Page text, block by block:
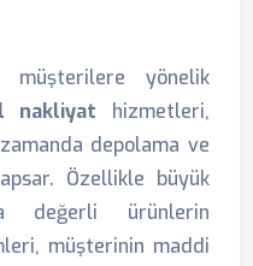
müşterilere yönelik
nakliyat hizmetleri,
depolama ve
Özellikle büyük
değerli ürünlerin
müşterinin maddi